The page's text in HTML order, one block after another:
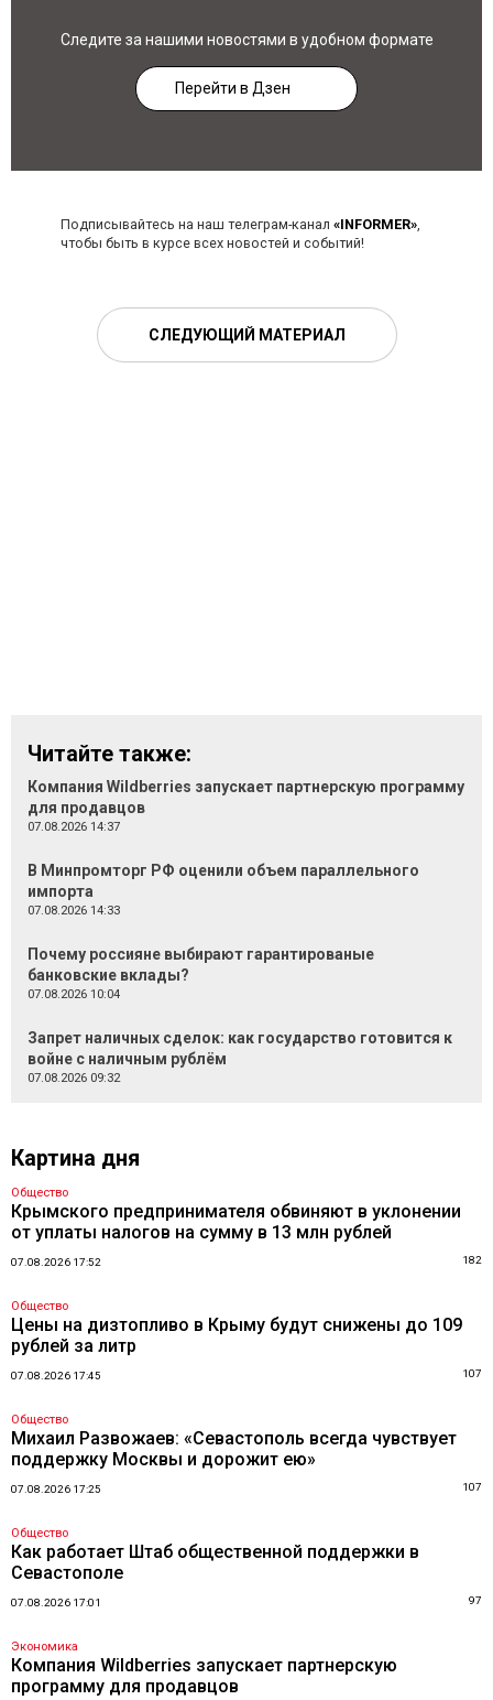
Следите за нашими новостями в удобном формате
Перейти в Дзен
Подписывайтесь на наш телеграм-канал «INFORMER»,
чтобы быть в курсе всех новостей и событий!
СЛЕДУЮЩИЙ МАТЕРИАЛ
Читайте также:
Компания Wildberries запускает партнерскую программу
для продавцов
07.08.2026 14:37
В Минпромторг РФ оценили объем параллельного
импорта
07.08.2026 14:33
Почему россияне выбирают гарантированые
банковские вклады?
07.08.2026 10:04
Запрет наличных сделок: как государство готовится к
войне с наличным рублём
07.08.2026 09:32
Картина дня
Общество
Крымского предпринимателя обвиняют в уклонении
от уплаты налогов на сумму в 13 млн рублей
07.08.2026 17:52 182
Общество
Цены на дизтопливо в Крыму будут снижены до 109
рублей за литр
07.08.2026 17:45 107
Общество
Михаил Развожаев: «Севастополь всегда чувствует
поддержку Москвы и дорожит ею»
07.08.2026 17:25 107
Общество
Как работает Штаб общественной поддержки в
Севастополе
07.08.2026 17:01 97
Экономика
Компания Wildberries запускает партнерскую
программу для продавцов